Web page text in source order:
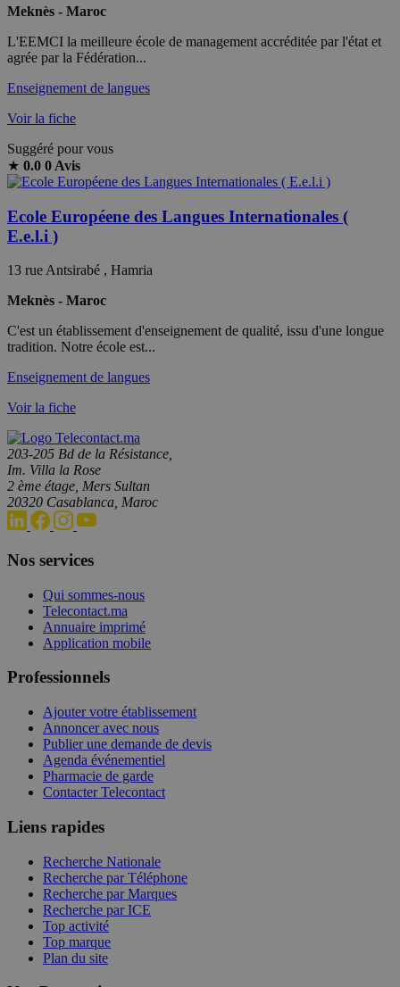
Meknès - Maroc
L'EEMCI la meilleure école de management accréditée par l'état et
agrée par la Fédération...
Enseignement de langues
Voir la fiche
Suggéré pour vous
★ 0.0 0 Avis
Ecole Européene des Langues Internationales (
E.e.l.i )
13 rue Antsirabé , Hamria
Meknès - Maroc
C'est un établissement d'enseignement de qualité, issu d'une longue
tradition. Notre école est...
Enseignement de langues
Voir la fiche
203-205 Bd de la Résistance,
Im. Villa la Rose
2 ème étage, Mers Sultan
20320 Casablanca, Maroc
Nos services
Qui sommes-nous
Telecontact.ma
Annuaire imprimé
Application mobile
Professionnels
Ajouter votre établissement
Annoncer avec nous
Publier une demande de devis
Agenda événementiel
Pharmacie de garde
Contacter Telecontact
Liens rapides
Recherche Nationale
Recherche par Téléphone
Recherche par Marques
Recherche par ICE
Top activité
Top marque
Plan du site